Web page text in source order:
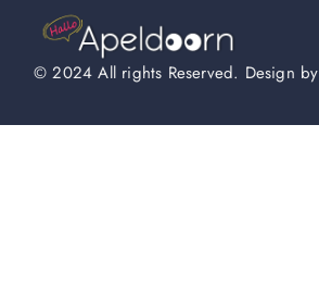
© 2024 All rights Reserved. Design by